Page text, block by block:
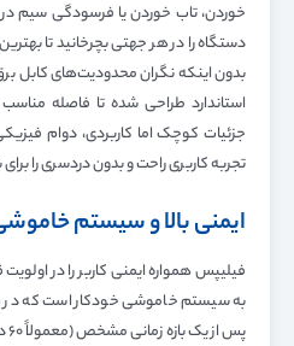
خوردن، تاب خوردن یا فرسودگی سیم
دستگاه را در هر جهتی بچرخانید تا
بدون اینکه نگران محدودیت‌های کابل
استاندارد طراحی شده تا فاصله
جزئیات کوچک اما کاربردی، دوام
تجربه کاربری راحت و بدون دردسری را
ایمنی بالا و سیستم
فیلیپس همواره ایمنی کاربر را در
به سیستم خاموشی خودکار است که در